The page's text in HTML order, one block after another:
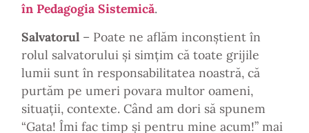
în Pedagogia Sistemică.
Salvatorul – Poate ne aflăm inconștient în
rolul salvatorului și simțim că toate grijile
lumii sunt în responsabilitatea noastră, că
purtăm pe umeri povara multor oameni,
situații, contexte. Când am dori să spunem
“Gata! Îmi fac timp și pentru mine acum!” mai